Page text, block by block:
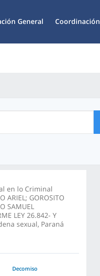
General Coordinación
en lo Criminal
ARIEL; GOROSITO
SAMUEL
LEY 26.842- Y
sexual, Paraná
Decomiso